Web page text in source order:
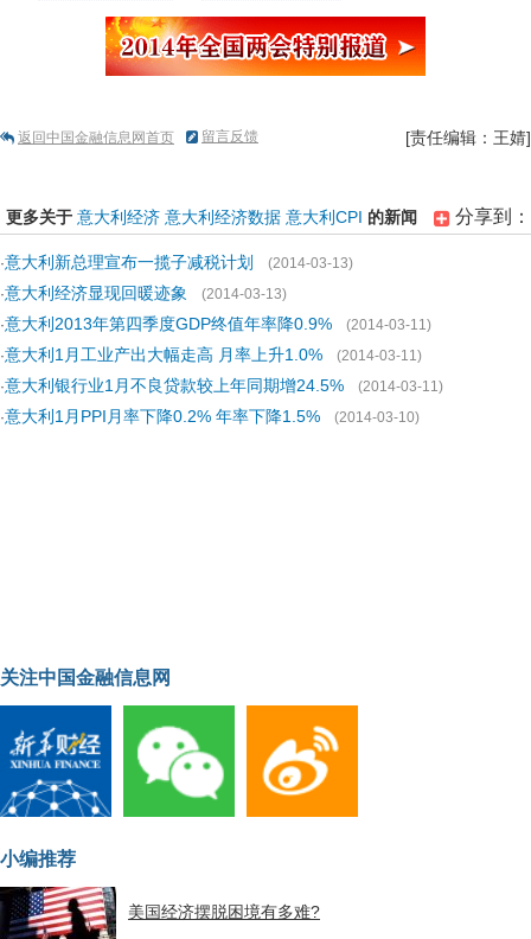
返回中国金融信息网首页 留言反馈 [责任编辑：王婧]
更多关于 意大利经济 意大利经济数据 意大利CPI 的新闻 分享到：
·意大利新总理宣布一揽子减税计划
(2014-03-13)
·意大利经济显现回暖迹象
(2014-03-13)
·意大利2013年第四季度GDP终值年率降0.9%
(2014-03-11)
·意大利1月工业产出大幅走高 月率上升1.0%
(2014-03-11)
·意大利银行业1月不良贷款较上年同期增24.5%
(2014-03-11)
·意大利1月PPI月率下降0.2% 年率下降1.5% (2014-03-10)
关注中国金融信息网
小编推荐
美国经济摆脱困境有多难?